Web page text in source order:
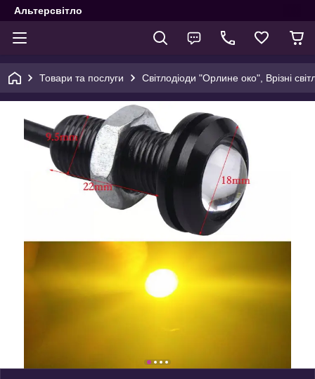
Альтерсвітло
Товари та послуги Світлодіоди "Орлине око", Врізні